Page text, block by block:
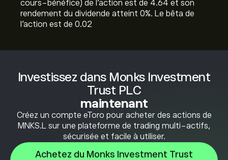
Investissez dans Monks Investment
Trust PLC
maintenant
Créez un compte eToro pour acheter des actions de
MNKS.L sur une plateforme de trading multi-actifs,
sécurisée et facile à utiliser.
Achetez du Monks Investment Trust
cours-bénéfice) de l'action est de 4.64 et son
rendement du dividende atteint 0%. Le bêta de
l'action est de 0.02